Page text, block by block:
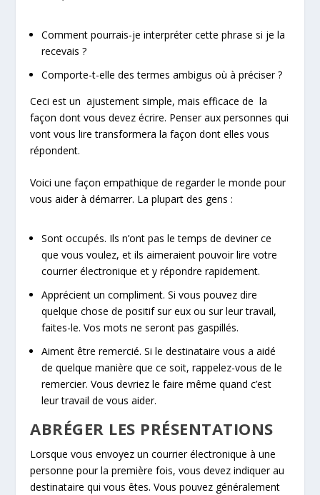
Comment pourrais-je interpréter cette phrase si je la
recevais ?
Comporte-t-elle des termes ambigus où à préciser ?
Ceci est un ajustement simple, mais efficace de la
façon dont vous devez écrire. Penser aux personnes qui
vont vous lire transformera la façon dont elles vous
répondent.
Voici une façon empathique de regarder le monde pour
vous aider à démarrer. La plupart des gens :
Sont occupés. Ils n’ont pas le temps de deviner ce
que vous voulez, et ils aimeraient pouvoir lire votre
courrier électronique et y répondre rapidement.
Apprécient un compliment. Si vous pouvez dire
quelque chose de positif sur eux ou sur leur travail,
faites-le. Vos mots ne seront pas gaspillés.
Aiment être remercié. Si le destinataire vous a aidé
de quelque manière que ce soit, rappelez-vous de le
remercier. Vous devriez le faire même quand c’est
leur travail de vous aider.
ABRÉGER LES PRÉSENTATIONS
Lorsque vous envoyez un courrier électronique à une
personne pour la première fois, vous devez indiquer au
destinataire qui vous êtes. Vous pouvez généralement